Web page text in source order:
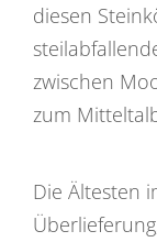
diesen
zwischen
zum
Die Ältesten